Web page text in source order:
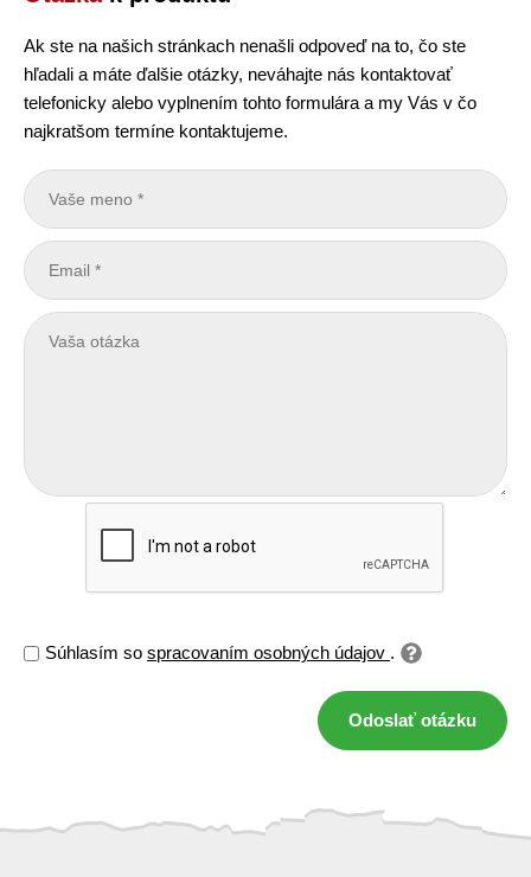
Ak ste na našich stránkach nenašli odpoveď na to, čo ste
hľadali a máte ďalšie otázky, neváhajte nás kontaktovať
telefonicky alebo vyplnením tohto formulára a my Vás v čo
najkratšom termíne kontaktujeme.
Súhlasím so spracovaním osobných údajov .
Odoslať otázku